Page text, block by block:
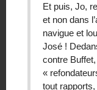
Et puis, Jo,
et non dans
navigue et
José !
contre
«
tout